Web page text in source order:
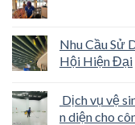
Nhu Cầu Sử
Hội Hiện Đại
Dịch vụ vệ
n diện cho